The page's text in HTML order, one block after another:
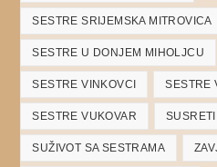
SESTRE SRIJEMSKA MITROVICA
SESTRE U DONJEM MIHOLJCU
SESTRE VINKOVCI SESTRE
SESTRE VUKOVAR
SUŽIVOT SA SESTRAMA